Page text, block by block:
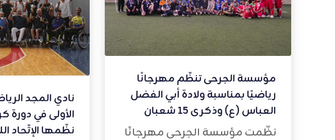
مؤسسة الجرحى تنظّم مهرجانًا
رياضيًا بمناسبة ولادة أبي الفضل
العباس (ع) وذكرى 15 شعبان
نظّمت مؤسسة الجرحى مهرجانًا
نادي المجد
الأولى في دورة
نظّمها الإتّحاد